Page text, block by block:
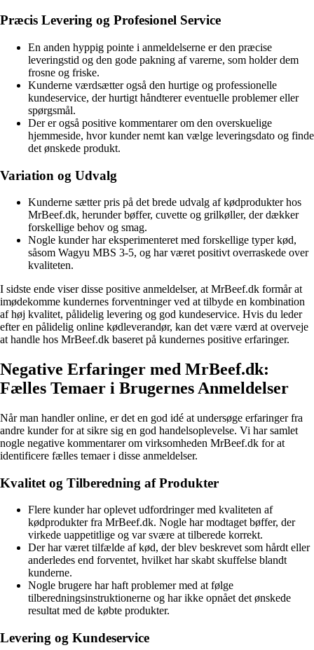
Præcis Levering og Profesionel Service
En anden hyppig pointe i anmeldelserne er den præcise
leveringstid og den gode pakning af varerne, som holder dem
frosne og friske.
Kunderne værdsætter også den hurtige og professionelle
kundeservice, der hurtigt håndterer eventuelle problemer eller
spørgsmål.
Der er også positive kommentarer om den overskuelige
hjemmeside, hvor kunder nemt kan vælge leveringsdato og finde
det ønskede produkt.
Variation og Udvalg
Kunderne sætter pris på det brede udvalg af kødprodukter hos
MrBeef.dk, herunder bøffer, cuvette og grilkøller, der dækker
forskellige behov og smag.
Nogle kunder har eksperimenteret med forskellige typer kød,
såsom Wagyu MBS 3-5, og har været positivt overraskede over
kvaliteten.
I sidste ende viser disse positive anmeldelser, at MrBeef.dk formår at
imødekomme kundernes forventninger ved at tilbyde en kombination
af høj kvalitet, pålidelig levering og god kundeservice. Hvis du leder
efter en pålidelig online kødleverandør, kan det være værd at overveje
at handle hos MrBeef.dk baseret på kundernes positive erfaringer.
Negative Erfaringer med MrBeef.dk:
Fælles Temaer i Brugernes Anmeldelser
Når man handler online, er det en god idé at undersøge erfaringer fra
andre kunder for at sikre sig en god handelsoplevelse. Vi har samlet
nogle negative kommentarer om virksomheden MrBeef.dk for at
identificere fælles temaer i disse anmeldelser.
Kvalitet og Tilberedning af Produkter
Flere kunder har oplevet udfordringer med kvaliteten af
kødprodukter fra MrBeef.dk. Nogle har modtaget bøffer, der
virkede uappetitlige og var svære at tilberede korrekt.
Der har været tilfælde af kød, der blev beskrevet som hårdt eller
anderledes end forventet, hvilket har skabt skuffelse blandt
kunderne.
Nogle brugere har haft problemer med at følge
tilberedningsinstruktionerne og har ikke opnået det ønskede
resultat med de købte produkter.
Levering og Kundeservice